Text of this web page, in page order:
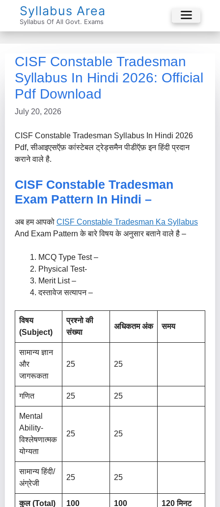
Syllabus Area
Syllabus Of All Govt. Exams
Menu
CISF Constable Tradesman
Syllabus In Hindi 2026: Official
Pdf Download
July 20, 2026
CISF Constable Tradesman Syllabus In Hindi 2026
Pdf, सीआइएसऍफ़ कांस्टेबल ट्रेड्समैन पीडीऍफ़ इन हिंदी प्रदान
कराने वाले है.
CISF Constable Tradesman
Exam Pattern In Hindi –
अब हम आपको CISF Constable Tradesman Ka Syllabus
And Exam Pattern के बारे विषय के अनुसार बताने वाले है –
MCQ Type Test –
Physical Test-
Merit List –
दस्तावेज सत्यापन –
विषय
(Subject)
प्रश्नो की
संख्या
अधिकतम अंक समय
सामान्य ज्ञान
और
जागरूकता
25 25
गणित 25 25
Mental
Ability-
विश्लेषणात्मक
योग्यता
25 25
सामान्य हिंदी/
अंग्रेजी
25 25
कुल (Total) 100 100 120 मिनट